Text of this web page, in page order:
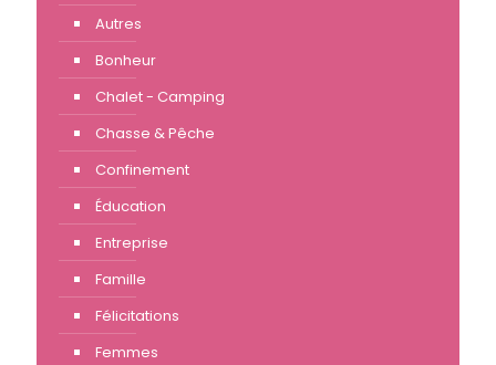
Autres
Bonheur
Chalet - Camping
Chasse & Pêche
Confinement
Éducation
Entreprise
Famille
Félicitations
Femmes